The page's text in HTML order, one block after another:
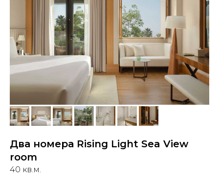
Два номера Rising Light Sea View
room
40 кв.м.